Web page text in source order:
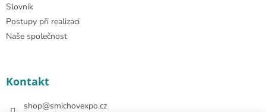
Slovník
Postupy při realizaci
Naše společnost
Kontakt
shop@smichovexpo.cz